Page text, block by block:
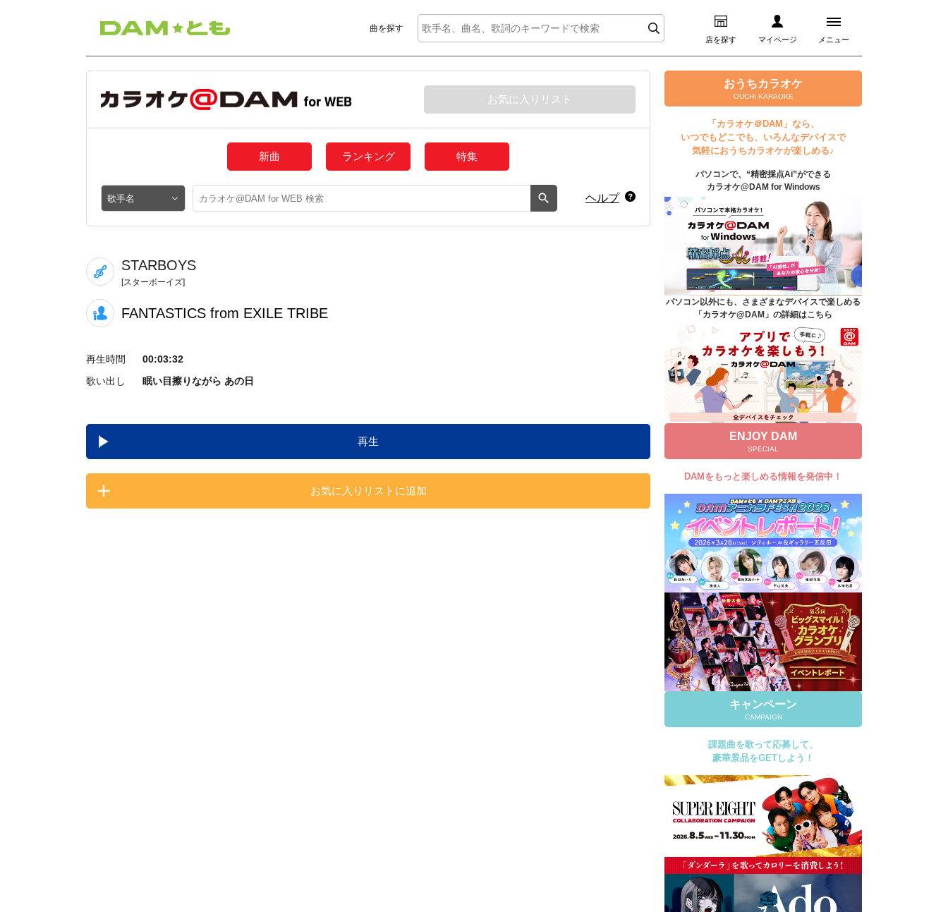
曲を探す
店を探す マイページ メニュー
ログイン
マイページ
プレミアムサービス
DAM★とも動画
DAM★とも録音
カラオケ＠DAM
ユーザー検索
キャンペーン
よくあるご質問
DAMの新曲・ランキングなど
カラオケ最新情報をチェック！
自宅でカラオケ歌い放題！
家族や友達と一緒に！練習にも！
お気に入りリスト
新曲 ランキング 特集
ヘルプ
STARBOYS
[スターボーイズ]
FANTASTICS from EXILE TRIBE
再生時間
00:03:32
歌い出し
眠い目擦りながら あの日
再生
お気に入りリストに追加
おうちカラオケ
OUCHI KARAOKE
「カラオケ＠DAM」なら、
いつでもどこでも、いろんなデバイスで
気軽におうちカラオケが楽しめる♪
パソコンで、“精密採点Ai”ができる
カラオケ@DAM for Windows
パソコン以外にも、さまざまなデバイスで楽しめる
「カラオケ@DAM」の詳細はこちら
ENJOY DAM
SPECIAL
DAMをもっと楽しめる情報を発信中！
キャンペーン
CAMPAIGN
課題曲を歌って応募して、
豪華景品をGETしよう！